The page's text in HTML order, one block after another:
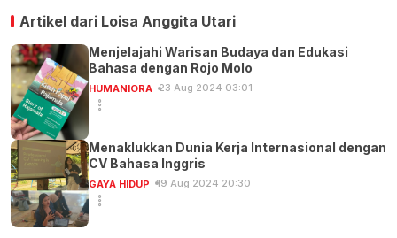
Artikel dari Loisa Anggita Utari
Menjelajahi Warisan Budaya dan Edukasi
Bahasa dengan Rojo Molo
HUMANIORA 23 Aug 2024 03:01
Menaklukkan Dunia Kerja Internasional dengan
CV Bahasa Inggris
GAYA HIDUP 19 Aug 2024 20:30